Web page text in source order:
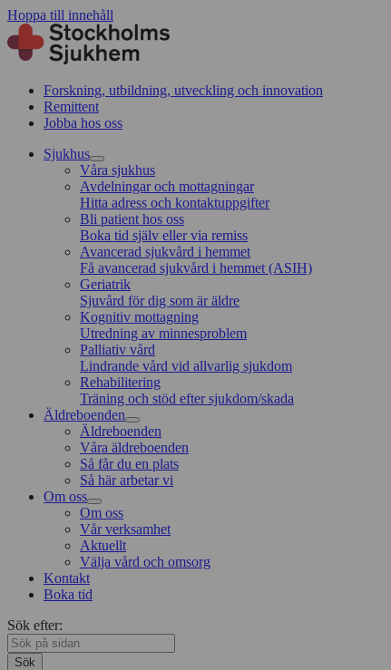
Hoppa till innehåll
Forskning, utbildning, utveckling och innovation
Remittent
Jobba hos oss
Sjukhus
Våra sjukhus
Avdelningar och mottagningar
Hitta adress och kontaktuppgifter
Bli patient hos oss
Boka tid själv eller via remiss
Avancerad sjukvård i hemmet
Få avancerad sjukvård i hemmet (ASIH)
Geriatrik
Sjuvård för dig som är äldre
Kognitiv mottagning
Utredning av minnesproblem
Palliativ vård
Lindrande vård vid allvarlig sjukdom
Rehabilitering
Träning och stöd efter sjukdom/skada
Äldreboenden
Äldreboenden
Våra äldreboenden
Så får du en plats
Så här arbetar vi
Om oss
Om oss
Vår verksamhet
Aktuellt
Välja vård och omsorg
Kontakt
Boka tid
Sök efter:
Sök